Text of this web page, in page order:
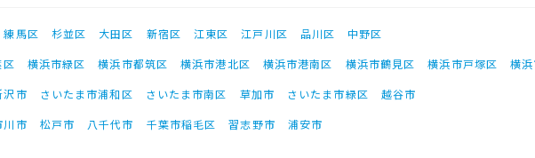
練馬区 杉並区 大田区 新宿区 江東区 江戸川区 品川区
中野区
区 横浜市緑区 横浜市都筑区 横浜市港北区 横浜市港南区 横浜市鶴見区 横浜市戸塚区
横
沢市 さいたま市浦和区 さいたま市南区 草加市 さいたま市緑区
越谷市
川市 松戸市 八千代市 千葉市稲毛区 習志野市 浦安市